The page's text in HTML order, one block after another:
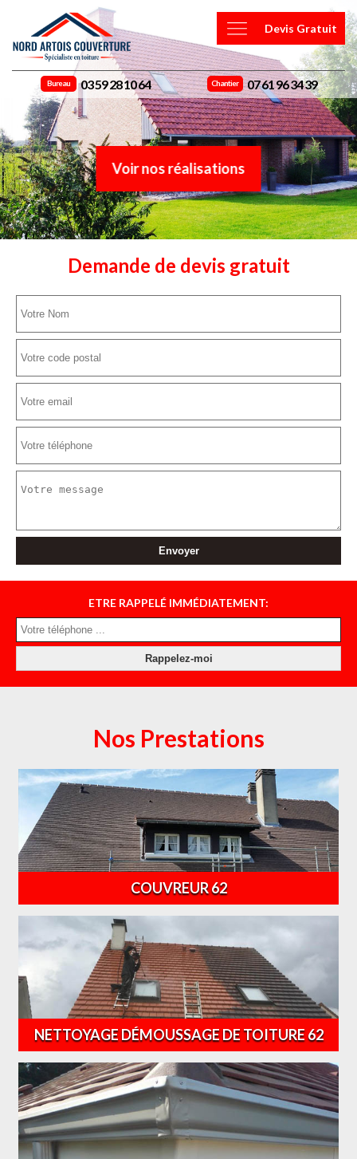
Devis Gratuit
Bureau 03 59 28 10 64 Chantier 07 61 96 34 39
Voir nos réalisations
Demande de devis gratuit
ETRE RAPPELÉ IMMÉDIATEMENT:
Nos Prestations
COUVREUR 62
NETTOYAGE DÉMOUSSAGE DE TOITURE 62